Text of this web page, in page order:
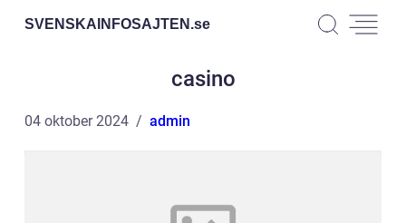
SVENSKAINFOSAJTEN.se
casino
04 oktober 2024 admin